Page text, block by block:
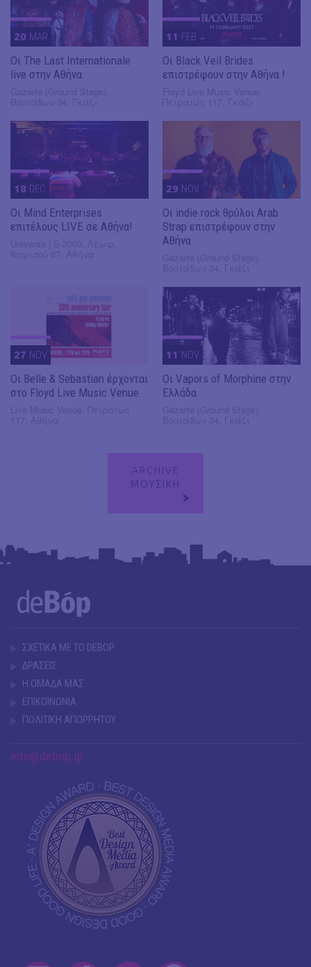
20 MAR
Οι The Last Internationale
live στην Αθήνα
11 FEB
Οι Black Veil Brides
επιστρέφουν στην Αθήνα !
18 DEC
Οι Mind Enterprises
επιτέλους LIVE σε Αθήνα!
29 NOV
Οι indie rock θρύλοι Arab
Strap επιστρέφουν στην
Αθήνα
27 NOV
Οι Belle & Sebastian έρχονται
στο Floyd Live Music Venue
11 NOV
Οι Vapors of Morphine στην
Ελλάδα
ARCHIVE
ΜΟΥΣΙΚΗ
ΣΧΕΤΙΚΑ ΜΕ ΤΟ DEBOP
ΔΡΑΣΕΙΣ
Η ΟΜΑΔΑ ΜΑΣ
ΕΠΙΚΟΙΝΩΝΙΑ
ΠΟΛΙΤΙΚΗ ΑΠΟΡΡΗΤΟΥ
info@debop.gr